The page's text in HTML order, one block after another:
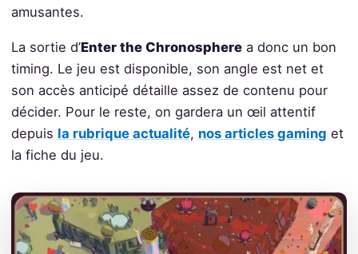
amusantes.
La sortie d’Enter the Chronospherea donc un bon
timing. Le jeu est disponible, son angle est net et
son accès anticipé détaille assez de contenu pour
décider. Pour le reste, on gardera un œil attentif
depuis la rubrique actualité, nos articles gaming et
la fiche du jeu.